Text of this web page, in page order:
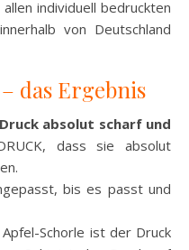
individuell bedruckten
von Deutschland
das Ergebnis
absolut scharf und
dass sie absolut
bis es passt und
Schorle ist der Druck